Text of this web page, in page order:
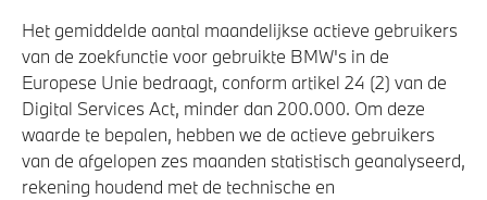
Het gemiddelde aantal maandelijkse actieve gebruikers
van de zoekfunctie voor gebruikte BMW's in de
Europese Unie bedraagt, conform artikel 24 (2) van de
Digital Services Act, minder dan 200.000. Om deze
waarde te bepalen, hebben we de actieve gebruikers
van de afgelopen zes maanden statistisch geanalyseerd,
rekening houdend met de technische en